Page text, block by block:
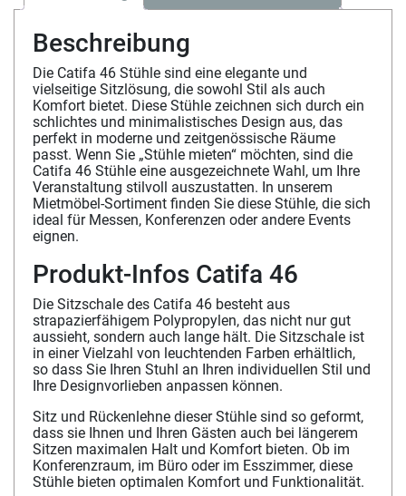
Beschreibung
Die Catifa 46 Stühle sind eine elegante und
vielseitige Sitzlösung, die sowohl Stil als auch
Komfort bietet. Diese Stühle zeichnen sich durch ein
schlichtes und minimalistisches Design aus, das
perfekt in moderne und zeitgenössische Räume
passt. Wenn Sie „Stühle mieten“ möchten, sind die
Catifa 46 Stühle eine ausgezeichnete Wahl, um Ihre
Veranstaltung stilvoll auszustatten. In unserem
Mietmöbel-Sortiment finden Sie diese Stühle, die sich
ideal für Messen, Konferenzen oder andere Events
eignen.
Produkt-Infos Catifa 46
Die Sitzschale des Catifa 46 besteht aus
strapazierfähigem Polypropylen, das nicht nur gut
aussieht, sondern auch lange hält. Die Sitzschale ist
in einer Vielzahl von leuchtenden Farben erhältlich,
so dass Sie Ihren Stuhl an Ihren individuellen Stil und
Ihre Designvorlieben anpassen können.
Sitz und Rückenlehne dieser Stühle sind so geformt,
dass sie Ihnen und Ihren Gästen auch bei längerem
Sitzen maximalen Halt und Komfort bieten. Ob im
Konferenzraum, im Büro oder im Esszimmer, diese
Stühle bieten optimalen Komfort und Funktionalität.